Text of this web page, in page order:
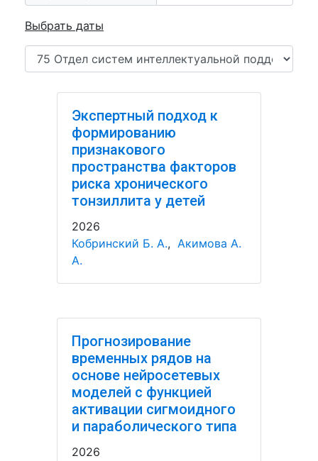
Выбрать даты
Экспертный подход к
формированию
признакового
пространства факторов
риска хронического
тонзиллита у детей
2026
Кобринский Б. А., Акимова А.
А.
Прогнозирование
временных рядов на
основе нейросетевых
моделей с функцией
активации сигмоидного
и параболического типа
2026